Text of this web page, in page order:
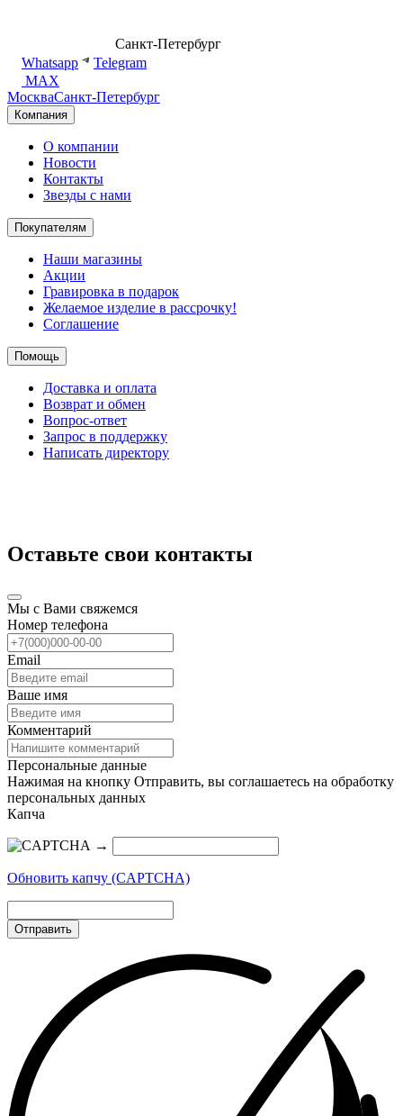
Санкт-Петербург
Whatsapp
Telegram
MAX
МоскваСанкт-Петербург
Компания
О компании
Новости
Контакты
Звезды с нами
Покупателям
Наши магазины
Акции
Гравировка в подарок
Желаемое изделие в рассрочку!
Соглашение
Помощь
Доставка и оплата
Возврат и обмен
Вопрос-ответ
Запрос в поддержку
Написать директору
Оставьте свои контакты
Мы с Вами свяжемся
Номер телефона
Email
Ваше имя
Комментарий
Персональные данные
Нажимая на кнопку Отправить, вы соглашаетесь на обработку
персональных данных
Капча
→
Обновить капчу (CAPTCHA)
Отправить